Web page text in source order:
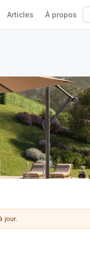
Articles À propos
jour.